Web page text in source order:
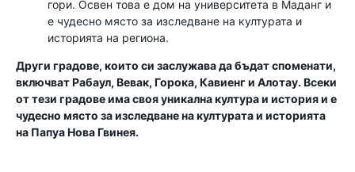
гори. Освен това е дом на университета в Маданг и
е чудесно място за изследване на културата и
историята на региона.
Други градове, които си заслужава да бъдат споменати,
включват Рабаул, Вевак, Горока, Кавиенг и Алотау. Всеки
от тези градове има своя уникална култура и история и е
чудесно място за изследване на културата и историята
на Папуа Нова Гвинея.